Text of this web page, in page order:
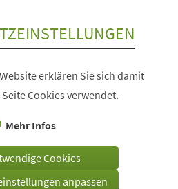
erklären Sie sich damit
Cookies verwendet.
Mehr Infos
Cookies
anpassen